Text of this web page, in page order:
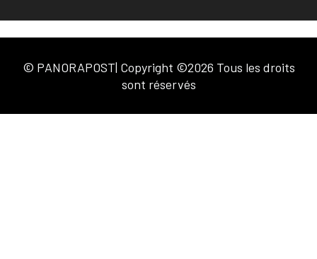
© PANORAPOST| Copyright ©2026 Tous les droits
sont réservés